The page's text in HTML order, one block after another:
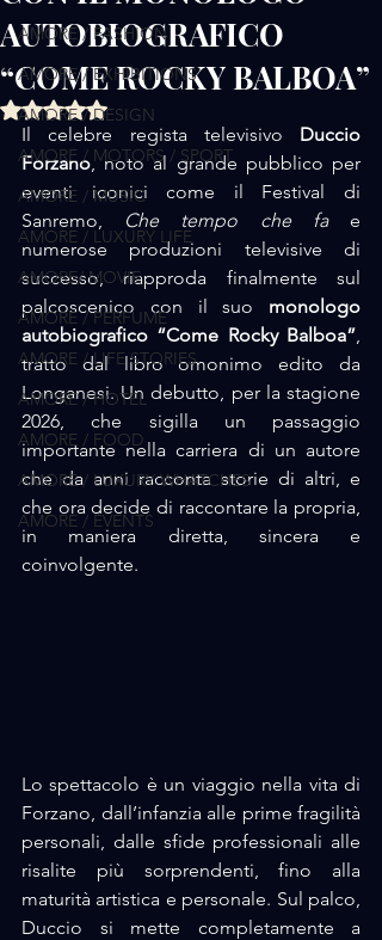
AMORE / FASHION
AMORE / EXHIBITIONS
AMORE / DESIGN
AMORE / MOTORS / SPORT
AMORE / MUSIC
AMORE / LUXURY LIFE
AMORE/ MOVIE
AMORE / PERFUME
AMORE / LIFE STORIES
AMORE / HOTEL
AMORE / FOOD
AMORE / LUXURY WHATCHES
AMORE / EVENTS
AUTOBIOGRAFICO
“COME ROCKY BALBOA”
Valutazione NaN stelle su 5.
Il celebre regista televisivo Duccio
Forzano, noto al grande pubblico per
eventi iconici come il Festival di
Sanremo, Che tempo che fa e
numerose produzioni televisive di
successo, riapproda finalmente sul
palcoscenico con il suo monologo
autobiografico “Come Rocky Balboa”,
tratto dal libro omonimo edito da
Longanesi. Un debutto, per la stagione
2026, che sigilla un passaggio
importante nella carriera di un autore
che da anni racconta storie di altri, e
che ora decide di raccontare la propria,
in maniera diretta, sincera e
coinvolgente.
Lo spettacolo è un viaggio nella vita di
Forzano, dall’infanzia alle prime fragilità
personali, dalle sfide professionali alle
risalite più sorprendenti, fino alla
maturità artistica e personale. Sul palco,
Duccio si mette completamente a